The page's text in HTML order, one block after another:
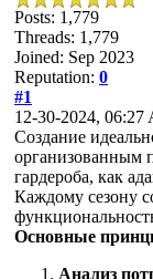
Posts: 1,779
Threads: 1,779
Joined: Sep 2023
Reputation: 0
#1
12-30-2024, 06:27
Создание
организованным
гардероба, как
Каждому сезону
Основные
Анализ